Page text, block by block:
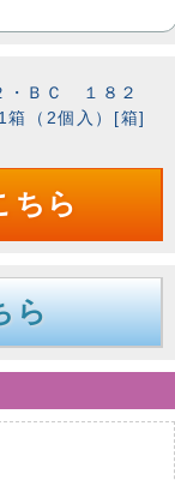
・ＢＣ １８２
（2個入）[箱]
ちら
ら